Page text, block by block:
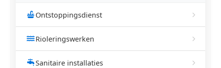
Ontstoppingsdienst
Rioleringswerken
Sanitaire installaties